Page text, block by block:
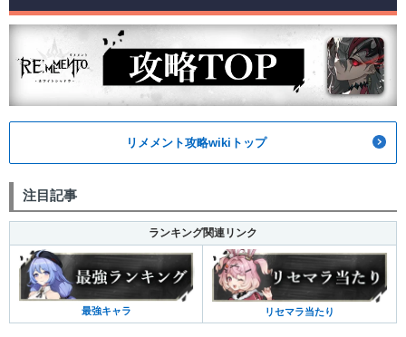
リメメント攻略wikiトップ
注目記事
ランキング関連リンク
最強キャラ リセマラ当たり